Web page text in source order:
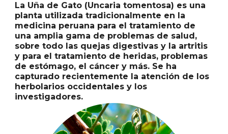
La Uña de Gato (Uncaria tomentosa) es una
planta utilizada tradicionalmente en la
medicina peruana para el tratamiento de
una amplia gama de problemas de salud,
sobre todo las quejas digestivas y la artritis
y para el tratamiento de heridas, problemas
de estómago, el cáncer y más. Se ha
capturado recientemente la atención de los
herbolarios occidentales y los
investigadores.